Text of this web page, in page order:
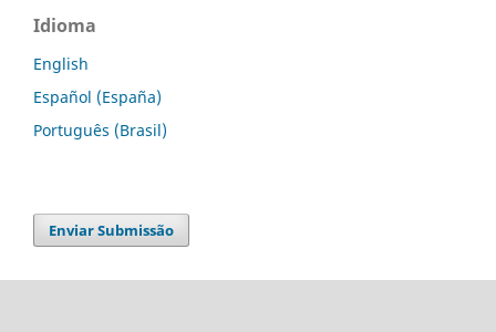
Idioma
English
Español (España)
Português (Brasil)
Enviar Submissão